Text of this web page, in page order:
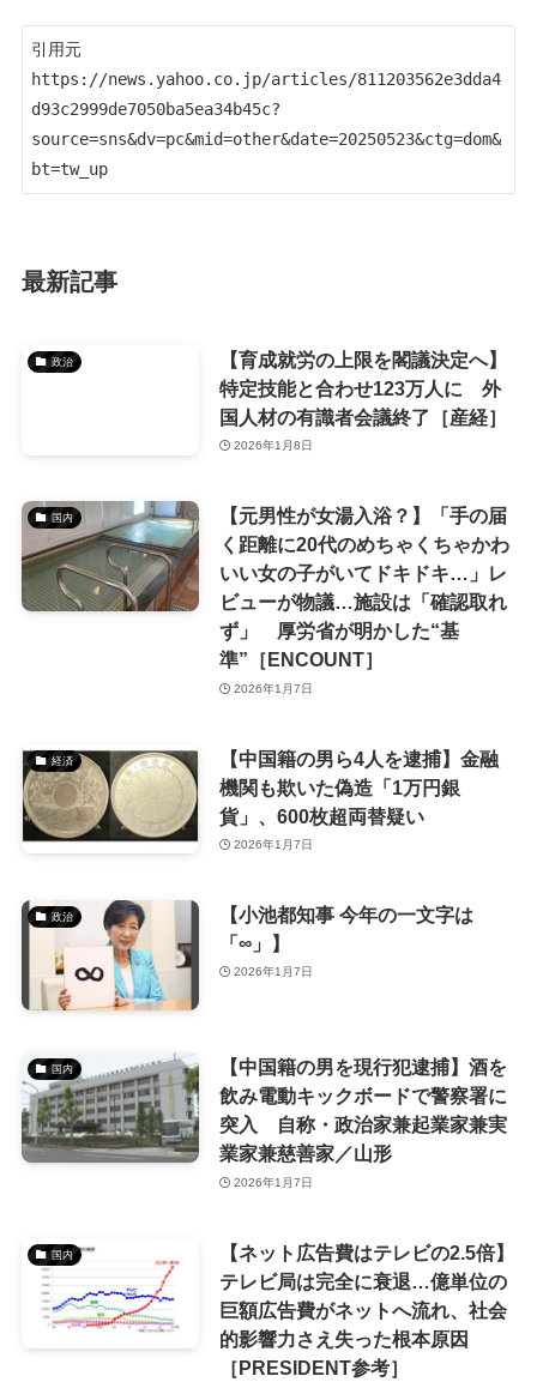
引用元
https://news.yahoo.co.jp/articles/811203562e3dda4
d93c2999de7050ba5ea34b45c?
source=sns&dv=pc&mid=other&date=20250523&ctg=dom&
bt=tw_up
最新記事
政治
【育成就労の上限を閣議決定へ】
特定技能と合わせ123万人に 外
国人材の有識者会議終了［産経］
2026年1月8日
国内
【元男性が女湯入浴？】「手の届
く距離に20代のめちゃくちゃかわ
いい女の子がいてドキドキ…」レ
ビューが物議…施設は「確認取れ
ず」 厚労省が明かした“基
準”［ENCOUNT］
2026年1月7日
経済
【中国籍の男ら4人を逮捕】金融
機関も欺いた偽造「1万円銀
貨」、600枚超両替疑い
2026年1月7日
政治
【小池都知事 今年の一文字は
「∞」】
2026年1月7日
国内
【中国籍の男を現行犯逮捕】酒を
飲み電動キックボードで警察署に
突入 自称・政治家兼起業家兼実
業家兼慈善家／山形
2026年1月7日
国内
【ネット広告費はテレビの2.5倍】
テレビ局は完全に衰退…億単位の
巨額広告費がネットへ流れ、社会
的影響力さえ失った根本原因
［PRESIDENT参考］